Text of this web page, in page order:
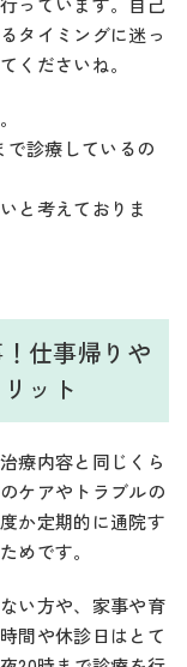
タイミングに迷っ
くださいね。
で診療しているの
と考えておりま
仕事帰りや
ット
療内容と同じくら
ケアやトラブルの
か定期的に通院す
めです。
い方や、家事や育
間や休診日はとて